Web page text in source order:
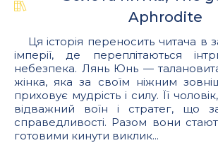
Aphrodite
Ця історія переносить читача в
імперії, де переплітаються
небезпека. Лянь Юнь —
жінка, яка за своїм ніжним
приховує мудрість і силу. Її
відважний воїн і стратег, що
справедливості. Разом вони
готовими кинути виклик...